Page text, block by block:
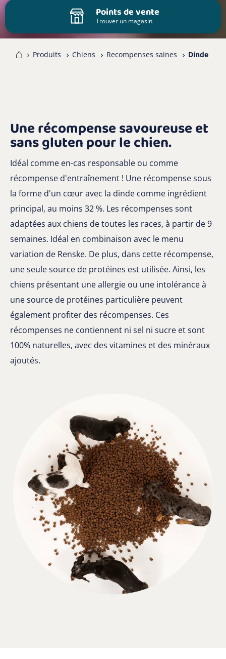
Points de vente
Trouver un magasin
Produits Chiens Recompenses saines Dinde
Une récompense savoureuse et
sans gluten pour le chien.
Idéal comme en-cas responsable ou comme
récompense d'entraînement ! Une récompense sous
la forme d'un cœur avec la dinde comme ingrédient
principal, au moins 32 %. Les récompenses sont
adaptées aux chiens de toutes les races, à partir de 9
semaines. Idéal en combinaison avec le menu
variation de Renske. De plus, dans cette récompense,
une seule source de protéines est utilisée. Ainsi, les
chiens présentant une allergie ou une intolérance à
une source de protéines particulière peuvent
également profiter des récompenses. Ces
récompenses ne contiennent ni sel ni sucre et sont
100% naturelles, avec des vitamines et des minéraux
ajoutés.